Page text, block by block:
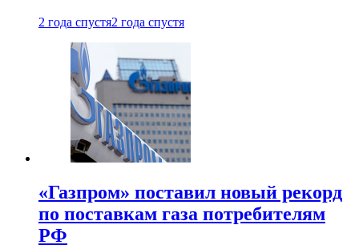
2 года спустя2 года спустя
«Газпром» поставил новый рекорд
по поставкам газа потребителям
РФ